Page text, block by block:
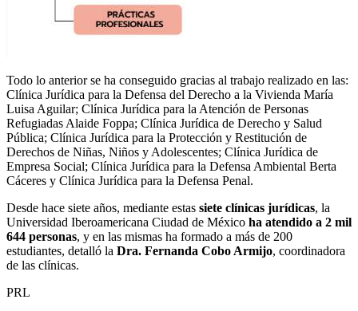
Todo lo anterior se ha conseguido gracias al trabajo realizado en las:
Clínica Jurídica para la Defensa del Derecho a la Vivienda María
Luisa Aguilar; Clínica Jurídica para la Atención de Personas
Refugiadas Alaide Foppa; Clínica Jurídica de Derecho y Salud
Pública; Clínica Jurídica para la Protección y Restitución de
Derechos de Niñas, Niños y Adolescentes; Clínica Jurídica de
Empresa Social; Clínica Jurídica para la Defensa Ambiental Berta
Cáceres y Clínica Jurídica para la Defensa Penal.
Desde hace siete años, mediante estas siete clínicas jurídicas, la
Universidad Iberoamericana Ciudad de México ha atendido a 2 mil
644 personas, y en las mismas ha formado a más de 200
estudiantes, detalló la Dra. Fernanda Cobo Armijo, coordinadora
de las clínicas.
PRL